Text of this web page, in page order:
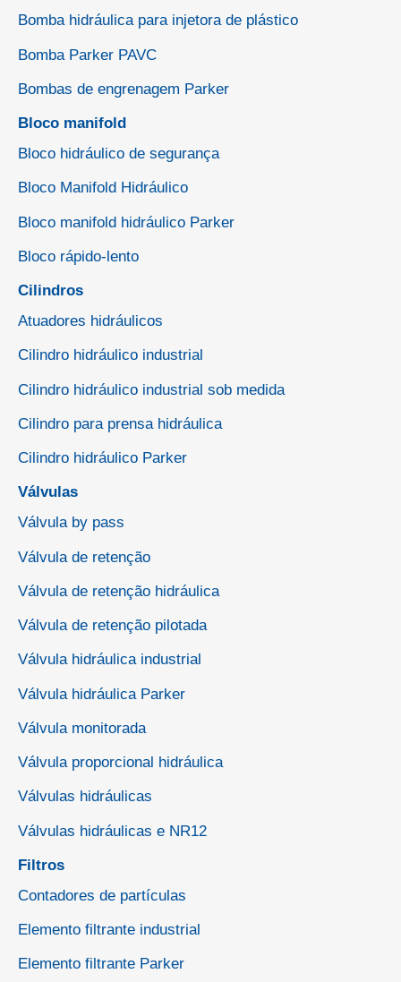
Bomba hidráulica para injetora de plástico
Bomba Parker PAVC
Bombas de engrenagem Parker
Bloco manifold
Bloco hidráulico de segurança
Bloco Manifold Hidráulico
Bloco manifold hidráulico Parker
Bloco rápido-lento
Cilindros
Atuadores hidráulicos
Cilindro hidráulico industrial
Cilindro hidráulico industrial sob medida
Cilindro para prensa hidráulica
Cilindro hidráulico Parker
Válvulas
Válvula by pass
Válvula de retenção
Válvula de retenção hidráulica
Válvula de retenção pilotada
Válvula hidráulica industrial
Válvula hidráulica Parker
Válvula monitorada
Válvula proporcional hidráulica
Válvulas hidráulicas
Válvulas hidráulicas e NR12
Filtros
Contadores de partículas
Elemento filtrante industrial
Elemento filtrante Parker